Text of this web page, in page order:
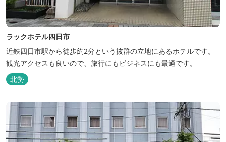
ラックホテル四日市
近鉄四日市駅から徒歩約2分という抜群の立地にあるホテルです。
観光アクセスも良いので、旅行にもビジネスにも最適です。
北勢